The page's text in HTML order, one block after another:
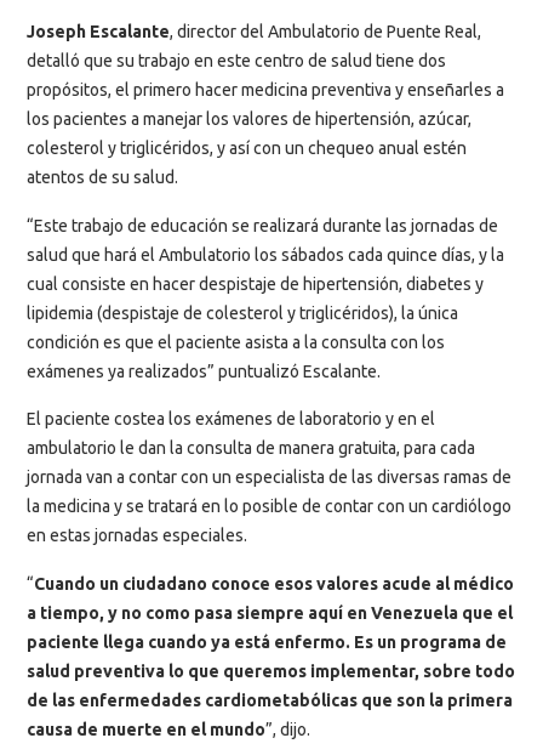
Joseph Escalante, director del Ambulatorio de Puente Real,
detalló que su trabajo en este centro de salud tiene dos
propósitos, el primero hacer medicina preventiva y enseñarles a
los pacientes a manejar los valores de hipertensión, azúcar,
colesterol y triglicéridos, y así con un chequeo anual estén
atentos de su salud.
“Este trabajo de educación se realizará durante las jornadas de
salud que hará el Ambulatorio los sábados cada quince días, y la
cual consiste en hacer despistaje de hipertensión, diabetes y
lipidemia (despistaje de colesterol y triglicéridos), la única
condición es que el paciente asista a la consulta con los
exámenes ya realizados” puntualizó Escalante.
El paciente costea los exámenes de laboratorio y en el
ambulatorio le dan la consulta de manera gratuita, para cada
jornada van a contar con un especialista de las diversas ramas de
la medicina y se tratará en lo posible de contar con un cardiólogo
en estas jornadas especiales.
“Cuando un ciudadano conoce esos valores acude al médico
a tiempo, y no como pasa siempre aquí en Venezuela que el
paciente llega cuando ya está enfermo. Es un programa de
salud preventiva lo que queremos implementar, sobre todo
de las enfermedades cardiometabólicas que son la primera
causa de muerte en el mundo”, dijo.